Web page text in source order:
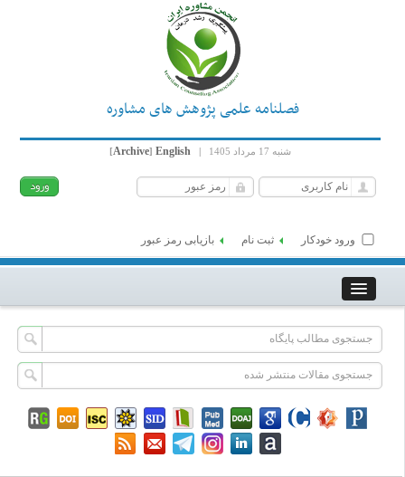
فصلنامه علمی پژوهش های مشاوره
شنبه 17 مرداد 1405 |
English
[Archive]
ورود خودکار ثبت نام بازیابی رمز عبور